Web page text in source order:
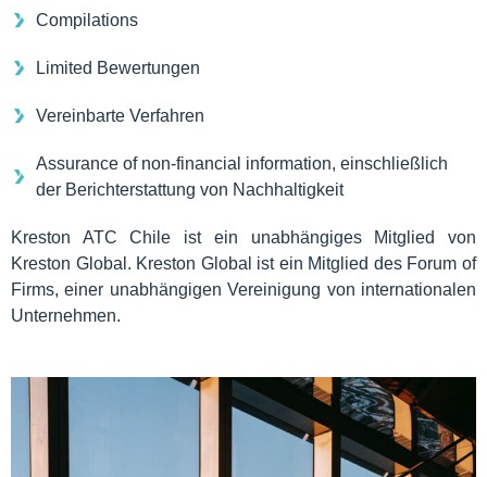
Compilations
Limited Bewertungen
Vereinbarte Verfahren
Assurance of non-financial information, einschließlich
der Berichterstattung von Nachhaltigkeit
Kreston ATC Chile ist ein unabhängiges Mitglied von
Kreston Global. Kreston Global ist ein Mitglied des Forum of
Firms, einer unabhängigen Vereinigung von internationalen
Unternehmen.